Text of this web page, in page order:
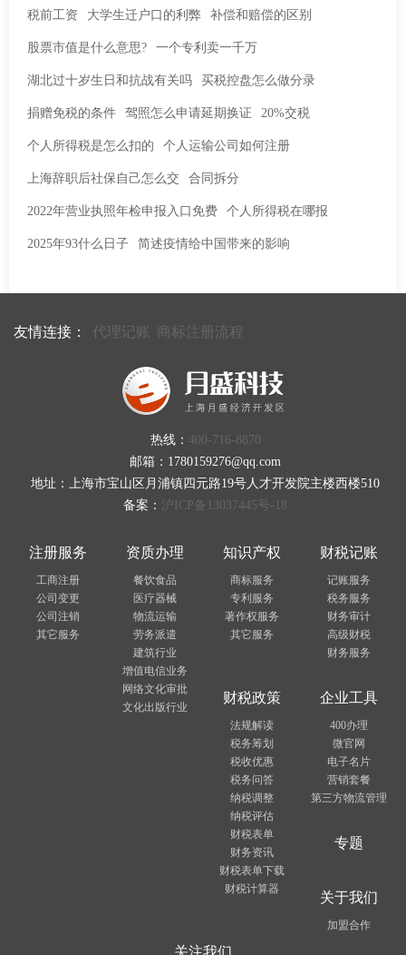
税前工资 大学生迁户口的利弊 补偿和赔偿的区别
股票市值是什么意思? 一个专利卖一千万
湖北过十岁生日和抗战有关吗 买税控盘怎么做分录
捐赠免税的条件 驾照怎么申请延期换证 20%交税
个人所得税是怎么扣的 个人运输公司如何注册
上海辞职后社保自己怎么交 合同拆分
2022年营业执照年检申报入口免费 个人所得税在哪报
2025年93什么日子 简述疫情给中国带来的影响
友情连接： 代理记账 商标注册流程
热线： 400-716-8870
邮箱：1780159276@qq.com
地址：上海市宝山区月浦镇四元路19号人才开发院主楼西楼510
备案： 沪ICP备13037445号-18
注册服务
工商注册
公司变更
公司注销
其它服务
资质办理
餐饮食品
医疗器械
物流运输
劳务派遣
建筑行业
增值电信业务
网络文化审批
文化出版行业
知识产权
商标服务
专利服务
著作权服务
其它服务
财税记账
记账服务
税务服务
财务审计
高级财税
财务服务
财税政策
法规解读
税务筹划
税收优惠
税务问答
纳税调整
纳税评估
财税表单
财务资讯
财税表单下载
财税计算器
企业工具
400办理
微官网
电子名片
营销套餐
第三方物流管理
专题
关于我们
加盟合作
关注我们